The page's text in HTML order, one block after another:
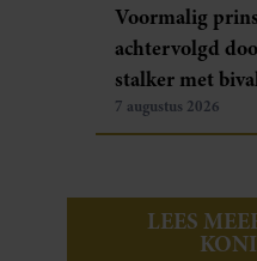
Voormalig
achtervolgd
stalker met
7 augustus 2026
LEES